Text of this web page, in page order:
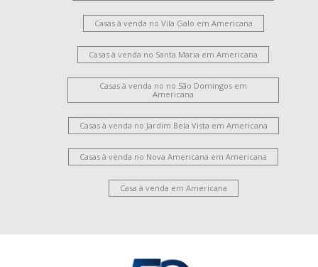
Casas à venda no Vila Galo em Americana
Casas à venda no Santa Maria em Americana
Casas à venda no no São Domingos em
Americana
Casas à venda no Jardim Bela Vista em Americana
Casas à venda no Nova Americana em Americana
Casa à venda em Americana